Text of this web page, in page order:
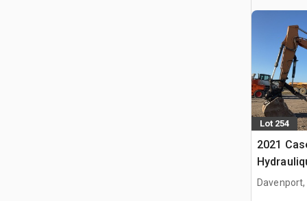
Lot 254
2021
Davenport,